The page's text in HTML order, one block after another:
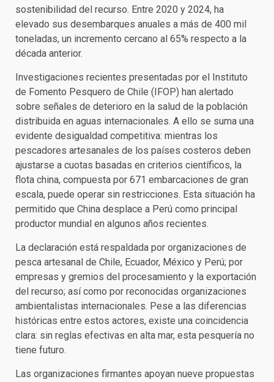
sostenibilidad del recurso. Entre 2020 y 2024, ha
elevado sus desembarques anuales a más de 400 mil
toneladas, un incremento cercano al 65% respecto a la
década anterior.
Investigaciones recientes presentadas por el Instituto
de Fomento Pesquero de Chile (IFOP) han alertado
sobre señales de deterioro en la salud de la población
distribuida en aguas internacionales. A ello se suma una
evidente desigualdad competitiva: mientras los
pescadores artesanales de los países costeros deben
ajustarse a cuotas basadas en criterios científicos, la
flota china, compuesta por 671 embarcaciones de gran
escala, puede operar sin restricciones. Esta situación ha
permitido que China desplace a Perú como principal
productor mundial en algunos años recientes.
La declaración está respaldada por organizaciones de
pesca artesanal de Chile, Ecuador, México y Perú; por
empresas y gremios del procesamiento y la exportación
del recurso; así como por reconocidas organizaciones
ambientalistas internacionales. Pese a las diferencias
históricas entre estos actores, existe una coincidencia
clara: sin reglas efectivas en alta mar, esta pesquería no
tiene futuro.
Las organizaciones firmantes apoyan nueve propuestas